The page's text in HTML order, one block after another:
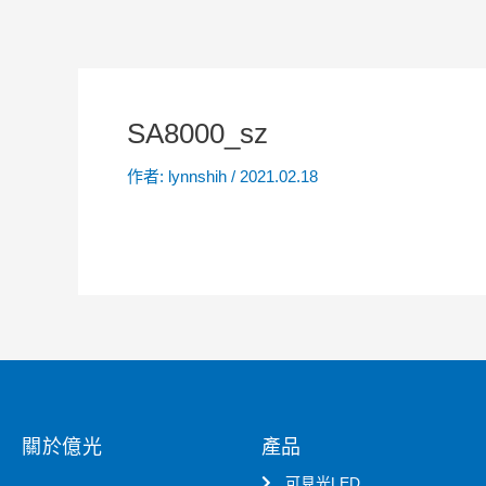
SA8000_sz
作者: lynnshih / 2021.02.18
關於億光 產品